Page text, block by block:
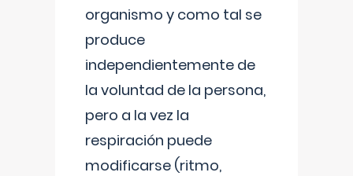
organismo y como tal se
produce
independientemente de
la voluntad de la persona,
pero a la vez la
respiración puede
modificarse (ritmo,